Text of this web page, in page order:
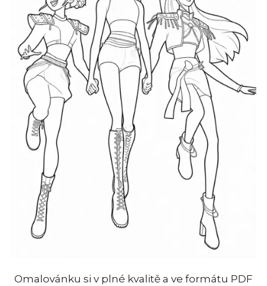
Omalovánku si v plné kvalitě a ve formátu PDF